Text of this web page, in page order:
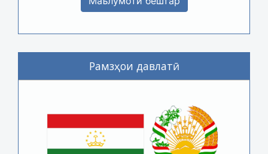
Рамзҳои давлатӣ